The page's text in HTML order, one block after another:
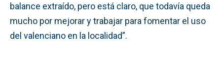
balance extraído, pero está claro, que todavía queda
mucho por mejorar y trabajar para fomentar el uso
del valenciano en la localidad”.